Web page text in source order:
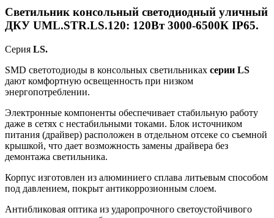
Светильник консольный светодиодный уличный
ДКУ UML.STR.LS.120: 120Вт 3000-6500К IP65.
Серия LS.
SMD светотодиоды в консольных светильниках серии LS
дают комфортную освещенность при низком
энергопотреблении.
Электронные компоненты обеспечивает стабильную работу
даже в сетях с нестабильными токами. Блок источником
питания (драйвер) расположен в отдельном отсеке со съемной
крышкой, что дает возможность замены драйвера без
демонтажа светильника.
Корпус изготовлен из алюминиего сплава литьевым способом
под давлением, покрыт антикоррозионным слоем.
Антибликовая оптика из ударопрочного светоустойчивого